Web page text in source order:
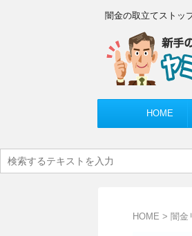
闇金の取立てストッ
HOME
HOME > 闇金